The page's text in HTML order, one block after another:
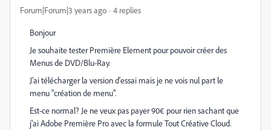
Forum|Forum|3 years ago 4 replies
Bonjour
Je souhaite tester Première Element pour pouvoir créer des
Menus de DVD/Blu-Ray.
J'ai télécharger la version d'essai mais je ne vois nul part le
menu "création de menu".
Est-ce normal? Je ne veux pas payer 90€ pour rien sachant que
j'ai Adobe Première Pro avec la formule Tout Créative Cloud.